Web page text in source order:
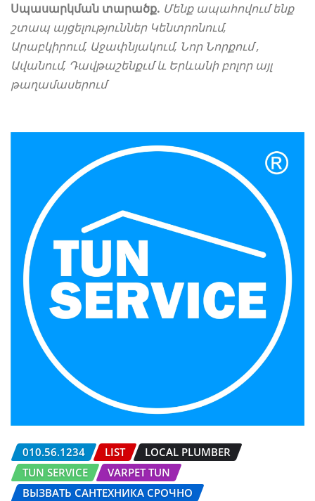
Սպասարկման տարածք. Մենք ապահովում ենք
շտապ այցելություններ Կենտրոնում,
Արաբկիրում, Աջափնյակում, Նոր Նորքում ,
Ավանում, Դավթաշենքւմ և Երևանի բոլոր այլ
թաղամասերում
010.56.1234 LIST
LOCAL PLUMBER
TUN SERVICE
VARPET TUN
ВЫЗВАТЬ САНТЕХНИКА СРОЧНО